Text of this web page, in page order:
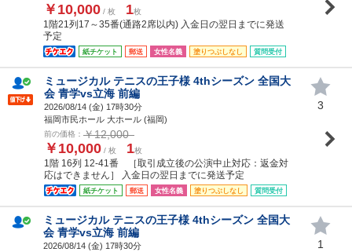
￥10,000 / 枚 1枚
1階21列17～35番(通路2席以内) 入金日の翌日までに発送
予定
紙チケット 郵送 女性名義 塗りつぶしなし 質問受付
ミュージカル テニスの王子様 4thシーズン 全国大
会 青学vs立海 前編
2026/08/14 (金) 17時30分
福岡市民ホール 大ホール (福岡)
前の価格： ￥12,000
￥10,000 / 枚 1枚
1階 16列 12-41番 ［取引成立後の公演中止対応：返金対
応はできません］ 入金日の翌日までに発送予定
紙チケット 郵送 女性名義 塗りつぶしなし 質問受付
3
ミュージカル テニスの王子様 4thシーズン 全国大
会 青学vs立海 前編
2026/08/14 (金) 17時30分
1